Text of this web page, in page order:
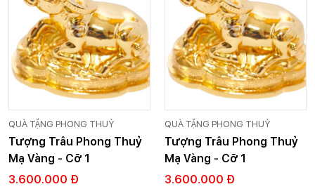
QUÀ TẶNG PHONG THUỶ
Tượng Trâu Phong Thuỷ
Mạ Vàng - Cỡ 1
3.600.000 Đ
QUÀ TẶNG PHONG THUỶ
Tượng Trâu Phong Thuỷ
Mạ Vàng - Cỡ 1
3.600.000 Đ